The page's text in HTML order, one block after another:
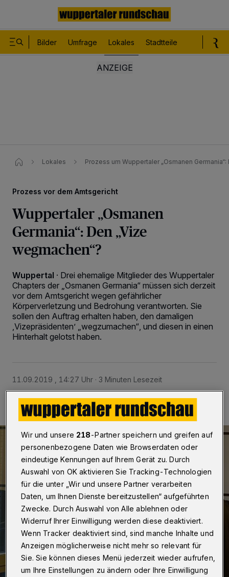
Bilder Umfrage Lokales Stadtteile
Lokales Prozess um Wuppertaler „Osmanen Germania“:
Prozess vor dem Amtsgericht
Wuppertaler „Osmanen
Germania“: Den „Vize
wegmachen“?
Wuppertal · Drei ehemalige Mitglieder des Wuppertaler
Chapters der „Osmanen Germania“ müssen sich derzeit
vor dem Amtsgericht wegen gefährlicher
Körperverletzung und Bedrohung verantworten. Sie
sollen den Auftrag erhalten haben, den damaligen
,Vizepräsidenten’ „wegzumachen“, und diesen in einen
Hinterhalt gelotst haben.
11.09.2019 , 14:27 Uhr 3 Minuten Lesezeit
Wir und unsere 218-Partner speichern und greifen auf
personenbezogene Daten wie Browserdaten oder
eindeutige Kennungen auf Ihrem Gerät zu. Durch
Auswahl von OK aktivieren Sie Tracking-Technologien
für die unter „Wir und unsere Partner verarbeiten
Daten, um Ihnen Dienste bereitzustellen“ aufgeführten
Zwecke. Durch Auswahl von Alle ablehnen oder
Widerruf Ihrer Einwilligung werden diese deaktiviert.
Wenn Tracker deaktiviert sind, sind manche Inhalte und
Anzeigen möglicherweise nicht mehr so relevant für
Sie. Sie können dieses Menü jederzeit wieder aufrufen,
um Ihre Einstellungen zu ändern oder Ihre Einwilligung